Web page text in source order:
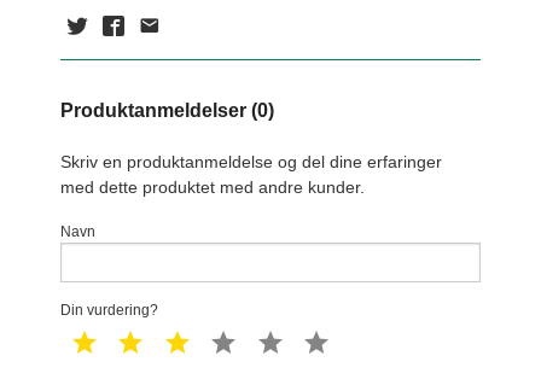
Produktanmeldelser (0)
Skriv en produktanmeldelse og del dine erfaringer
med dette produktet med andre kunder.
Navn
Din vurdering?
1 star 2 star 3 star 4 star 5 star